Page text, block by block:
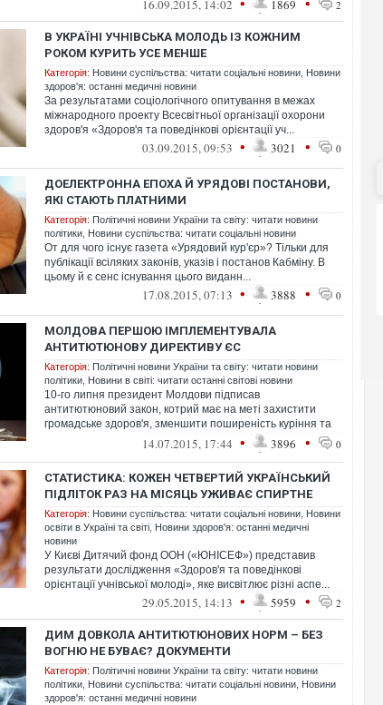
16.09.2015, 14:02 1869 2
В УКРАЇНІ УЧНІВСЬКА МОЛОДЬ ІЗ КОЖНИМ
РОКОМ КУРИТЬ УСЕ МЕНШЕ
Категорія: Новини суспільства: читати соціальні новини Новини
здоров'я: останні медичні новини
За результатами соціологічного опитування в межах
міжнародного проекту Всесвітньої організації охорони
здоров'я «Здоров'я та поведінкові орієнтації уч...
03.09.2015, 09:53 • 3021 • 0
ДОЕЛЕКТРОННА ЕПОХА Й УРЯДОВІ ПОСТАНОВИ,
ЯКІ СТАЮТЬ ПЛАТНИМИ
Категорія: Політичні новини України та світу: читати новини
політики Новини суспільства: читати соціальні новини
От для чого існує газета «Урядовий кур'єр»? Тільки для
публікації всіляких законів, указів і постанов Кабміну. В
цьому й є сенс існування цього виданн...
17.08.2015, 07:13 • 3888 • 0
МОЛДОВА ПЕРШОЮ ІМПЛЕМЕНТУВАЛА
АНТИТЮТЮНОВУ ДИРЕКТИВУ ЄС
Категорія: Політичні новини України та світу: читати новини
політики Новини в світі: читати останні світові новини
10-го липня президент Молдови підписав
антитютюновий закон, котрий має на меті захистити
громадське здоров'я, зменшити поширеність куріння та
14.07.2015, 17:44 • 3896 • 0
СТАТИСТИКА: КОЖЕН ЧЕТВЕРТИЙ УКРАЇНСЬКИЙ
ПІДЛІТОК РАЗ НА МІСЯЦЬ УЖИВАЄ СПИРТНЕ
Категорія: Новини суспільства: читати соціальні новини Новини
освіти в Україні та світі Новини здоров'я: останні медичні
новини
У Києві Дитячий фонд ООН («ЮНІСЕФ») представив
результати дослідження «Здоров'я та поведінкові
орієнтації учнівської молоді», яке висвітлює різні аспе...
29.05.2015, 14:13 • 5959 • 2
ДИМ ДОВКОЛА АНТИТЮТЮНОВИХ НОРМ – БЕЗ
ВОГНЮ НЕ БУВАЄ? ДОКУМЕНТИ
Категорія: Політичні новини України та світу: читати новини
політики Новини суспільства: читати соціальні новини Новини
здоров'я: останні медичні новини